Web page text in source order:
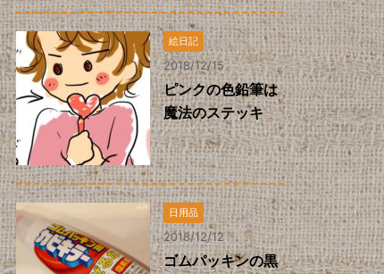
絵日記
2018/12/15
ピンクの色鉛筆は
魔法のステッキ
日用品
2018/12/12
ゴムパッキンの黒